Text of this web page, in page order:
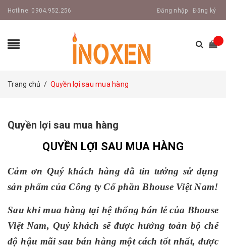
Hotline: 0904.952.256 Đăng nhập Đăng ký
Trang chủ / Quyền lợi sau mua hàng
Quyền lợi sau mua hàng
QUYỀN LỢI SAU MUA HÀNG
Cảm ơn Quý khách hàng đã tin tưởng sử dụng
sản phẩm của Công ty Cổ phần Bhouse Việt Nam!
Sau khi mua hàng tại hệ thống bán lẻ của Bhouse
Việt Nam, Quý khách sẽ được hưởng toàn bộ chế
độ hậu mãi sau bán hàng một cách tốt nhất, được